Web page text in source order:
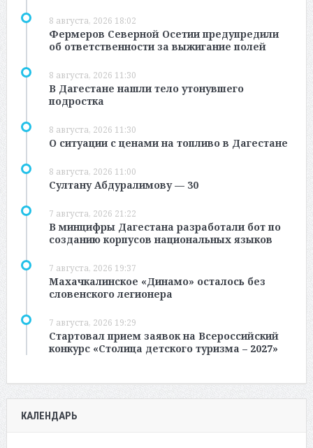
8 августа, 2026 18:02
Фермеров Северной Осетии предупредили
об ответственности за выжигание полей
8 августа, 2026 11:30
В Дагестане нашли тело утонувшего
подростка
8 августа, 2026 11:30
О ситуации с ценами на топливо в Дагестане
8 августа, 2026 11:00
Султану Абдуралимову — 30
7 августа, 2026 21:22
В минцифры Дагестана разработали бот по
созданию корпусов национальных языков
7 августа, 2026 19:37
Махачкалинское «Динамо» осталось без
словенского легионера
7 августа, 2026 19:29
Стартовал прием заявок на Всероссийский
конкурс «Столица детского туризма – 2027»
КАЛЕНДАРЬ